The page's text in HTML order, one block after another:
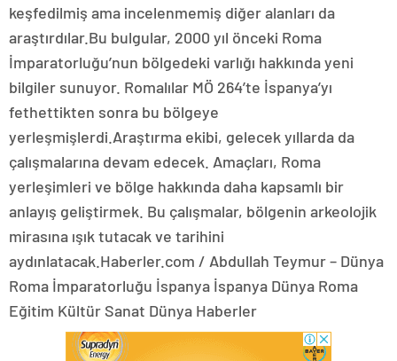
keşfedilmiş ama incelenmemiş diğer alanları da
araştırdılar.Bu bulgular, 2000 yıl önceki Roma
İmparatorluğu’nun bölgedeki varlığı hakkında yeni
bilgiler sunuyor. Romalılar MÖ 264’te İspanya’yı
fethettikten sonra bu bölgeye
yerleşmişlerdi.Araştırma ekibi, gelecek yıllarda da
çalışmalarına devam edecek. Amaçları, Roma
yerleşimleri ve bölge hakkında daha kapsamlı bir
anlayış geliştirmek. Bu çalışmalar, bölgenin arkeolojik
mirasına ışık tutacak ve tarihini
aydınlatacak.Haberler.com / Abdullah Teymur – Dünya
Roma İmparatorluğu İspanya İspanya Dünya Roma
Eğitim Kültür Sanat Dünya Haberler